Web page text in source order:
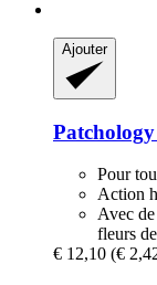
Ajouter
Patchology
Pour
Action
Avec
fleurs
€ 12,10 (€